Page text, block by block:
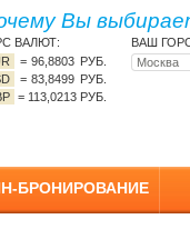
Вы
ВАЛЮТ:
=96,8803 РУБ.
=83,8499 РУБ.
= 113,0213 РУБ.
ВАШ
БРОНИРОВАНИЕ